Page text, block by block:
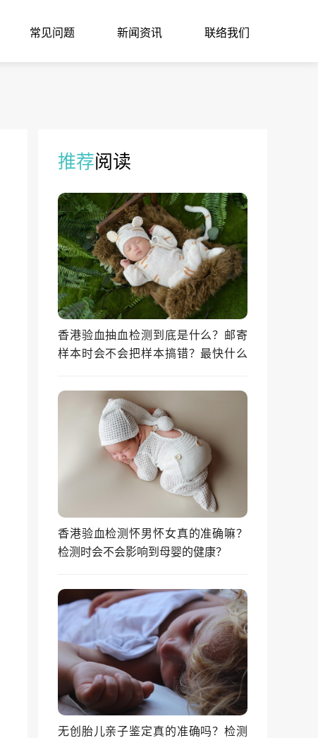
常见问题 新闻资讯 联络我们
推荐阅读
香港验血抽血检测到底是什么？邮寄
样本时会不会把样本搞错？最快什么
香港验血检测怀男怀女真的准确嘛？
检测时会不会影响到母婴的健康？
无创胎儿亲子鉴定真的准确吗？检测